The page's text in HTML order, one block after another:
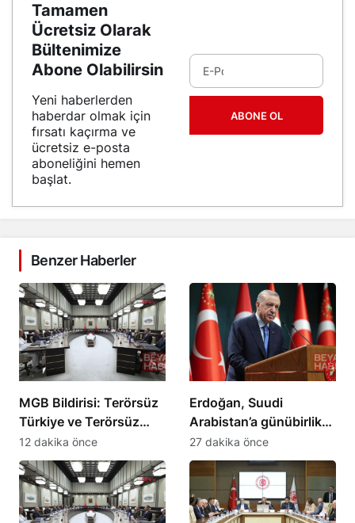
Tamamen
Ücretsiz Olarak
Bültenimize
Abone Olabilirsin
Yeni haberlerden
haberdar olmak için
fırsatı kaçırma ve
ücretsiz e-posta
aboneliğini hemen
başlat.
ABONE OL
Benzer Haberler
MGB Bildirisi: Terörsüz
Türkiye ve Terörsüz
Bölge hedeflerine
ilerleme kaydedildi
12 dakika önce
Erdoğan, Suudi
Arabistan’a günübirlik
çalışma ziyareti
yapacak
27 dakika önce